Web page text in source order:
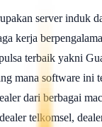
server induk
kerja
terbaik yakni
mana software ini
dari berbagai
telkomsel,